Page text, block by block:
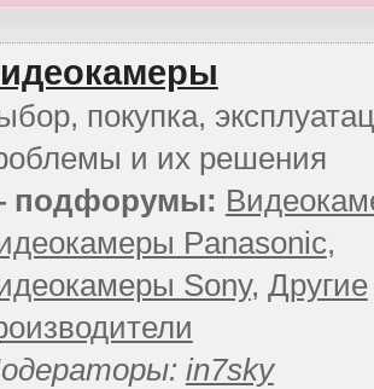
покупка,
и их решения
подфорумы:
Panasonic,
Sony, Другие
in7sky